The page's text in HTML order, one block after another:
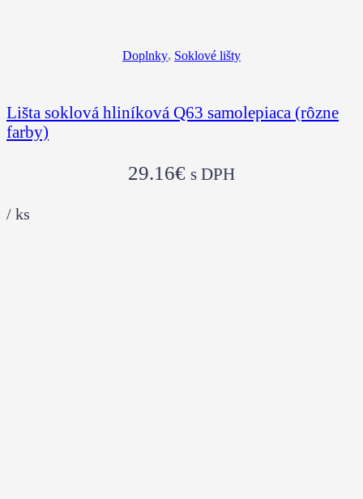
Doplnky, Soklové lišty
Lišta soklová hliníková Q63 samolepiaca (rôzne
farby)
29.16€ s DPH
/ ks